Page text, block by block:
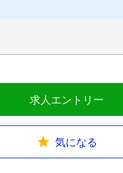
求人エントリー
気になる